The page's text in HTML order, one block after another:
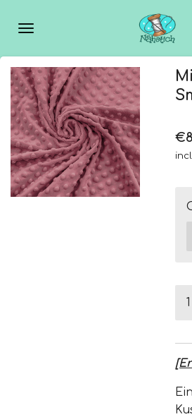
content